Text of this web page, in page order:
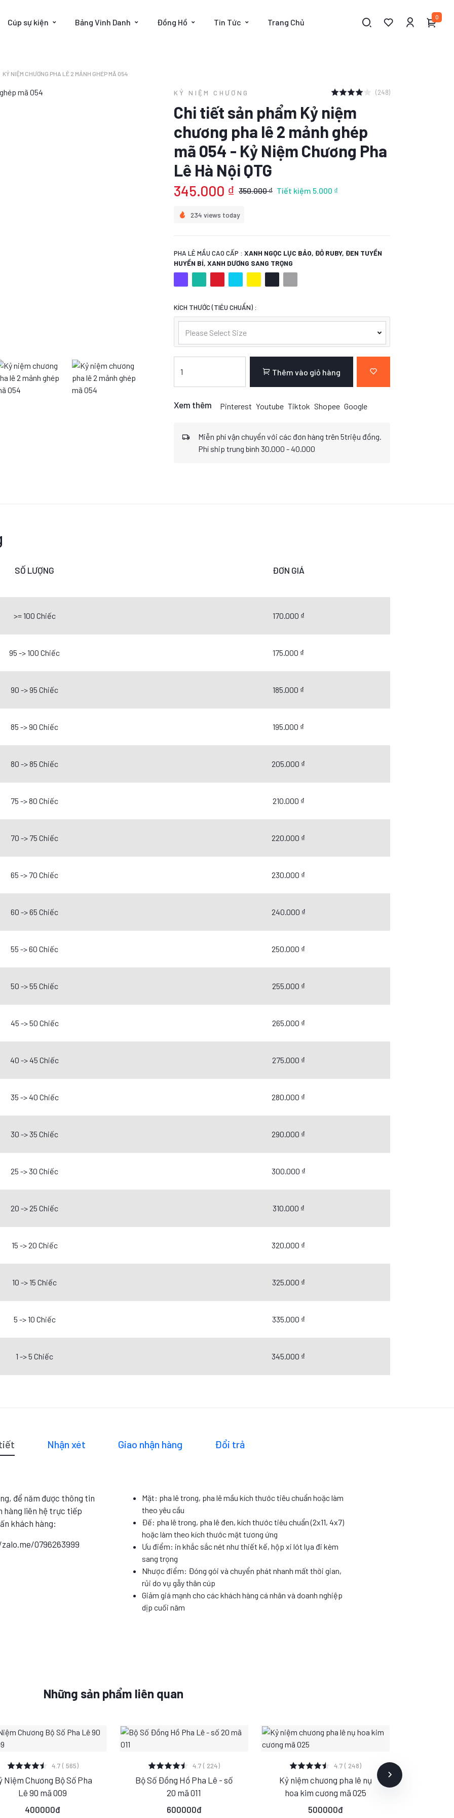
Cúp sự kiện Bảng Vinh Danh Đồng Hồ Tin Tức Trang Chủ
0
KỶ NIỆM CHƯƠNG PHA LÊ 2 MẢNH GHÉP MÃ 054
KỶ NIỆM CHƯƠNG (248)
Chi tiết sản phẩm Kỷ niệm
chương pha lê 2 mảnh ghép
mã 054 - Kỷ Niệm Chương Pha
Lê Hà Nội QTG
345.000 ₫ 350.000 ₫ Tiết kiệm 5.000 ₫
234 views today
PHA LÊ MẦU CAO CẤP : XANH NGỌC LỤC BẢO, ĐỎ RUBY, ĐEN TUYỀN
HUYỀN BÍ, XANH DƯƠNG SANG TRỌNG
KÍCH THƯỚC (TIÊU CHUẨN) :
Please Select Size
Thêm vào giỏ hàng
Xem thêm Pinterest Youtube Tiktok Shopee Google
Miễn phí vận chuyển với các đơn hàng trên 5triệu đồng.
Phí ship trung bình 30.000 - 40.000
SỐ LƯỢNG ĐƠN GIÁ
>= 100 Chiếc 170.000 ₫
95 -> 100 Chiếc 175.000 ₫
90 -> 95 Chiếc 185.000 ₫
85 -> 90 Chiếc 195.000 ₫
80 -> 85 Chiếc 205.000 ₫
75 -> 80 Chiếc 210.000 ₫
70 -> 75 Chiếc 220.000 ₫
65 -> 70 Chiếc 230.000 ₫
60 -> 65 Chiếc 240.000 ₫
55 -> 60 Chiếc 250.000 ₫
50 -> 55 Chiếc 255.000 ₫
45 -> 50 Chiếc 265.000 ₫
40 -> 45 Chiếc 275.000 ₫
35 -> 40 Chiếc 280.000 ₫
30 -> 35 Chiếc 290.000 ₫
25 -> 30 Chiếc 300.000 ₫
20 -> 25 Chiếc 310.000 ₫
15 -> 20 Chiếc 320.000 ₫
10 -> 15 Chiếc 325.000 ₫
5 -> 10 Chiếc 335.000 ₫
1 -> 5 Chiếc 345.000 ₫
Nhận xét Giao nhận hàng Đổi trả
để năm được thông tin
hàng liên hệ trực tiếp
khách hàng:
0796263999
Mặt: pha lê trong, pha lê mầu kích thước tiêu chuẩn hoặc làm
theo yêu cầu
Đế: pha lê trong, pha lê đen, kích thước tiêu chuẩn (2x11, 4x7)
hoặc làm theo kích thước mặt tương ứng
Ưu điểm: in khắc sắc nét như thiết kế, hộp xi lót lụa đi kèm
sang trọng
Nhược điểm: Đóng gói và chuyển phát nhanh mất thời gian,
rủi do vụ gẫy thân cúp
Giảm giá mạnh cho các khách hàng cá nhân và doanh nghiệp
dịp cuối năm
Những sản phẩm liên quan
XEM CHI TIẾT
S M L
4.7 ( 565)
Niệm Chương Bộ Số Pha
Lê 90 mã 009
400000đ
XEM CHI TIẾT
S M L
4.7 ( 224)
Bộ Số Đồng Hồ Pha Lê - số
20 mã 011
600000đ
XEM CHI TIẾT
S M L
4.7 ( 248)
Kỷ niệm chương pha lê nụ
hoa kim cương mã 025
500000đ